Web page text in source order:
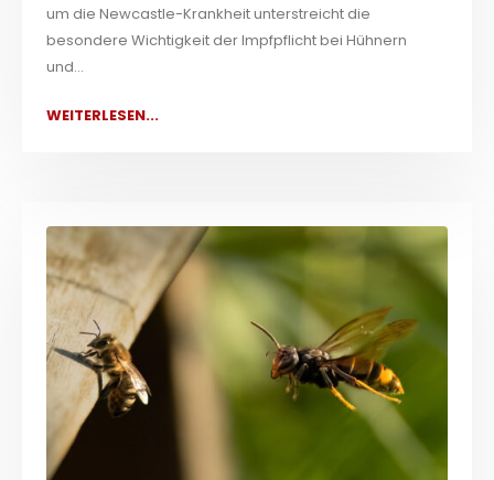
um die Newcastle-Krankheit unterstreicht die
besondere Wichtigkeit der Impfpflicht bei Hühnern
und...
WEITERLESEN...